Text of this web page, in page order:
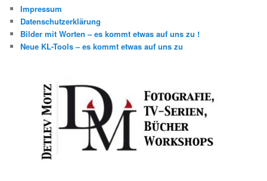
Impressum
Datenschutzerklärung
Bilder mit Worten – es kommt etwas auf uns zu !
Neue KL-Tools – es kommt etwas auf uns zu